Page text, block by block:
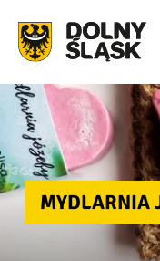
MYDLARNIA